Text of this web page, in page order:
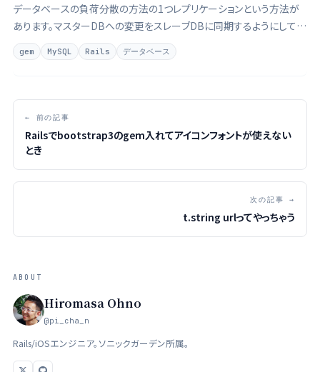
データベースの負荷分散の方法の1つレプリケーションという方法が
あります。マスターDBへの変更をスレーブDBに同期するようにしてお
いて、書き込みのクエリはマスターDBへ、読み取りのクエリはスレーブ
DBへと振り分けることで負荷を分散しようというやり方です。
gem MySQL Rails データベース
← 前の記事
Railsでbootstrap3のgem入れてアイコンフォントが使えない
とき
次の記事 →
t.string urlってやっちゃう
ABOUT
Hiromasa Ohno
@pi_cha_n
Rails/iOSエンジニア。ソニックガーデン所属。